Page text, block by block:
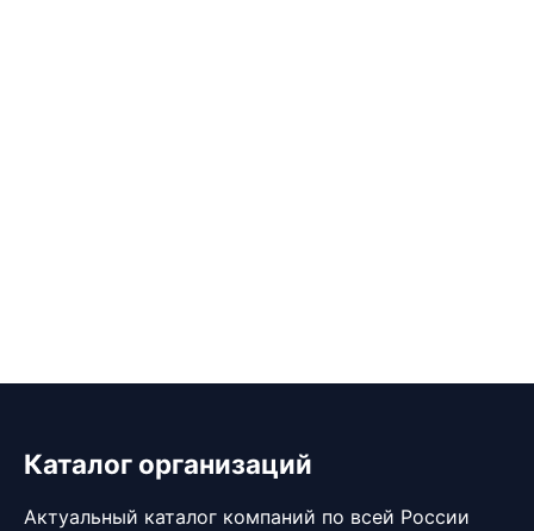
Каталог организаций
Актуальный каталог компаний по всей России